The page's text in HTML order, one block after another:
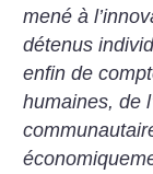
mené à
détenus
enfin de
humaines, de